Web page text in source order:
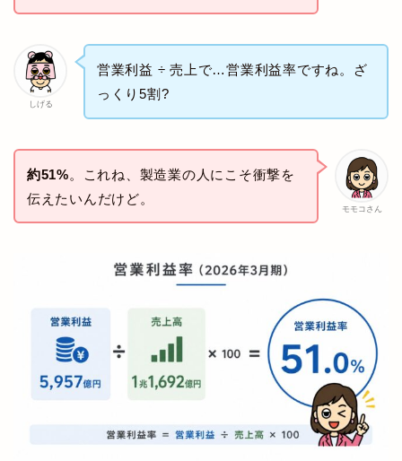
しげる
営業利益 ÷ 売上で…営業利益率ですね。ざ
っくり5割?
モモコさん
約51%。これね、製造業の人にこそ衝撃を
伝えたいんだけど。